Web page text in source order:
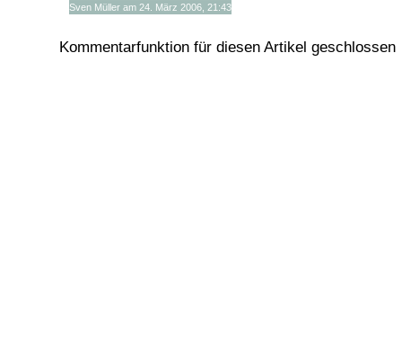
Sven Müller am 24. März 2006, 21:43
Kommentarfunktion für diesen Artikel geschlossen